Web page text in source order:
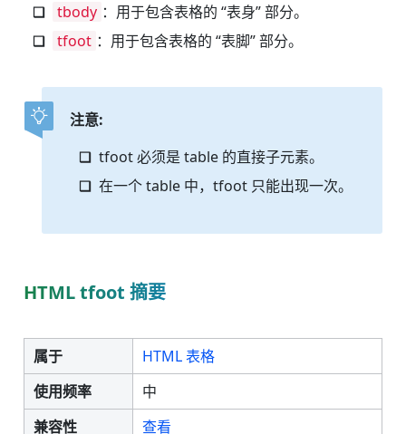
tbody ：用于包含表格的 “表身” 部分。
tfoot ：用于包含表格的 “表脚” 部分。
注意:
tfoot 必须是 table 的直接子元素。
在一个 table 中，tfoot 只能出现一次。
HTML tfoot 摘要
属于
HTML 表格
使用频率
中
兼容性
查看